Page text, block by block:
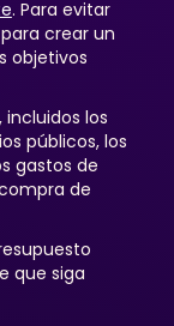
. Para evitar
crear un
objetivos
los
públicos, los
gastos de
de
que siga